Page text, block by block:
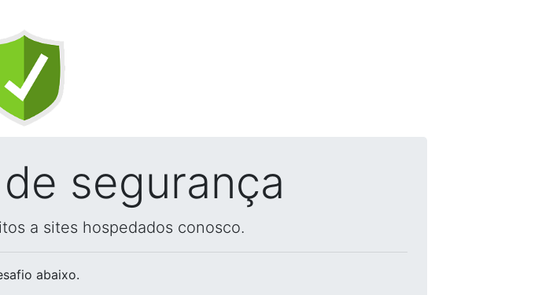
segurança
a sites hospedados conosco.
abaixo.